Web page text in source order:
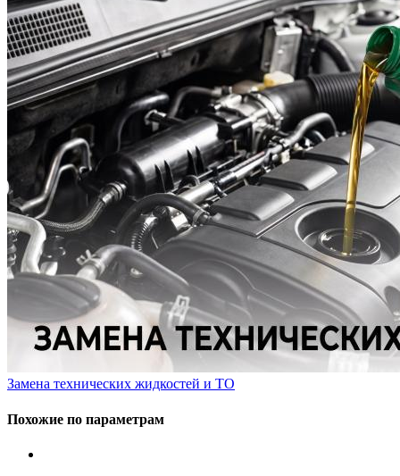
Замена технических жидкостей и ТО
Похожие по параметрам